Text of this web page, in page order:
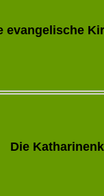
evangelische
Die